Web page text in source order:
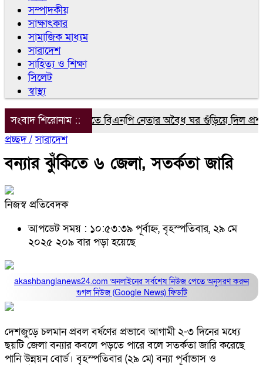
সম্পাদকীয়
সাক্ষাৎকার
সামাজিক মাধ্যম
সারাদেশ
সাহিত্য ও শিক্ষা
সিলেট
স্বাস্থ্য
সংবাদ শিরোনাম ::
সরকারি জমিতে বিএনপি নেতার অবৈধ ঘর গুঁড়িয়ে দিল প্রশাসন
প্রচ্ছদ / সারাদেশ
বন্যার ঝুঁকিতে ৬ জেলা, সতর্কতা জারি
নিজস্ব প্রতিবেদক
আপডেট সময় : ১০:৫৩:৩৯ পূর্বাহ্ন, বৃহস্পতিবার, ২৯ মে
২০২৫ ২০৯ বার পড়া হয়েছে
akashbanglanews24.com অনলাইনের সর্বশেষ নিউজ পেতে অনুসরণ করুন
গুগল নিউজ (Google News)ফিডটি
দেশজুড়ে চলমান প্রবল বর্ষণের প্রভাবে আগামী ২-৩ দিনের মধ্যে
ছয়টি জেলা বন্যার কবলে পড়তে পারে বলে সতর্কতা জারি করেছে
পানি উন্নয়ন বোর্ড। বৃহস্পতিবার (২৯ মে) বন্যা পূর্বাভাস ও